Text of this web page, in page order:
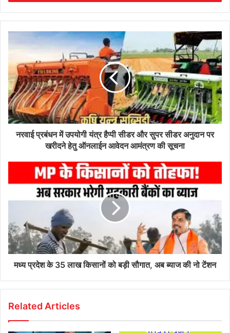
नरवाई प्रबंधन में उपयोगी यंत्र हैप्पी सीडर और सुपर सीडर अनुदान पर
खरीदने हेतु ऑनलाईन आवेदन आमंत्रण की सूचना
मध्य प्रदेश के 35 लाख किसानों को बड़ी सौगात, अब ब्याज की नो टेंशन
Related Articles